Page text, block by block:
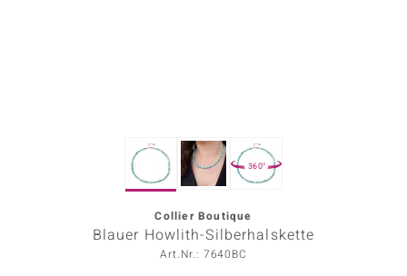
360°
Collier Boutique
Blauer Howlith-Silberhalskette
Art.Nr.: 7640BC